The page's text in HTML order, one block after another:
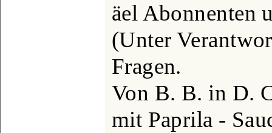
äel Abonnenten
(Unter
Fragen.
Von B. B. in D.
mit Paprila -